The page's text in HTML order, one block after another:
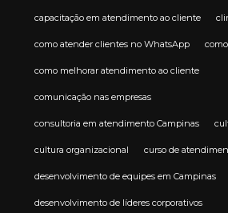
capacitação em atendimento ao cliente
como atender clientes no WhatsApp
como melhorar atendimento ao cliente
comunicação nas empresas
consultoria em atendimento Campinas
cultura organizacional curso de
desenvolvimento de equipes em Campinas
desenvolvimento de líderes corporativos